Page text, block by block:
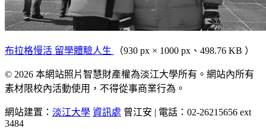
布拉格慢活 留學體驗人生 （930 px × 1000 px、498.76 KB ）
© 2026 本網站照片智慧財產權為淡江大學所有。網站內所有
素材限校內活動使用，不得從事商業行為。
網站建置： 淡江大學 資訊處 曾江安 | 電話：02-26215656 ext
3484